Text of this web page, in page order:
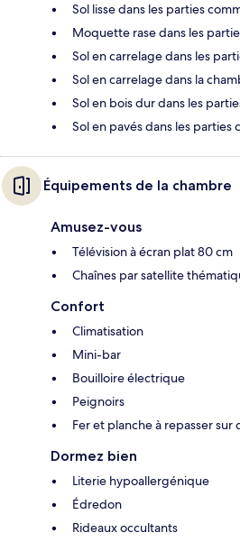
Sol lisse dans les parties
Moquette rase dans les
Sol en carrelage dans les
Sol en carrelage dans la
Sol en bois dur dans les
Sol en pavés dans les parties
Équipements de la chambre
Amusez-vous
Télévision à écran plat 80 cm
Chaînes par satellite
Confort
Climatisation
Mini-bar
Bouilloire électrique
Peignoirs
Fer et planche à repasser sur
Dormez bien
Literie hypoallergénique
Édredon
Rideaux occultants